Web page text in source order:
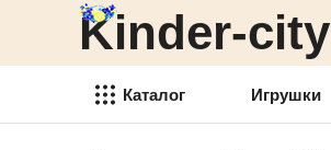
Kinder-city
Каталог Игрушки
Детский транспорт
Товары для детского
Детские спортивные товары